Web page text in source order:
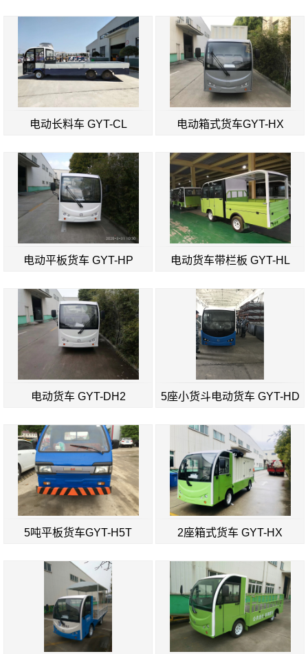
电动长料车 GYT-CL 电动箱式货车GYT-HX
电动平板货车 GYT-HP 电动货车带栏板 GYT-HL
电动货车 GYT-DH2 5座小货斗电动货车 GYT-HD
5吨平板货车GYT-H5T 2座箱式货车 GYT-HX